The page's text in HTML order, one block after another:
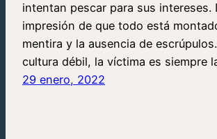
intentan pescar para sus intereses.
impresión de que todo está
mentira y la ausencia de
cultura débil, la víctima es siempre
29 enero, 2022